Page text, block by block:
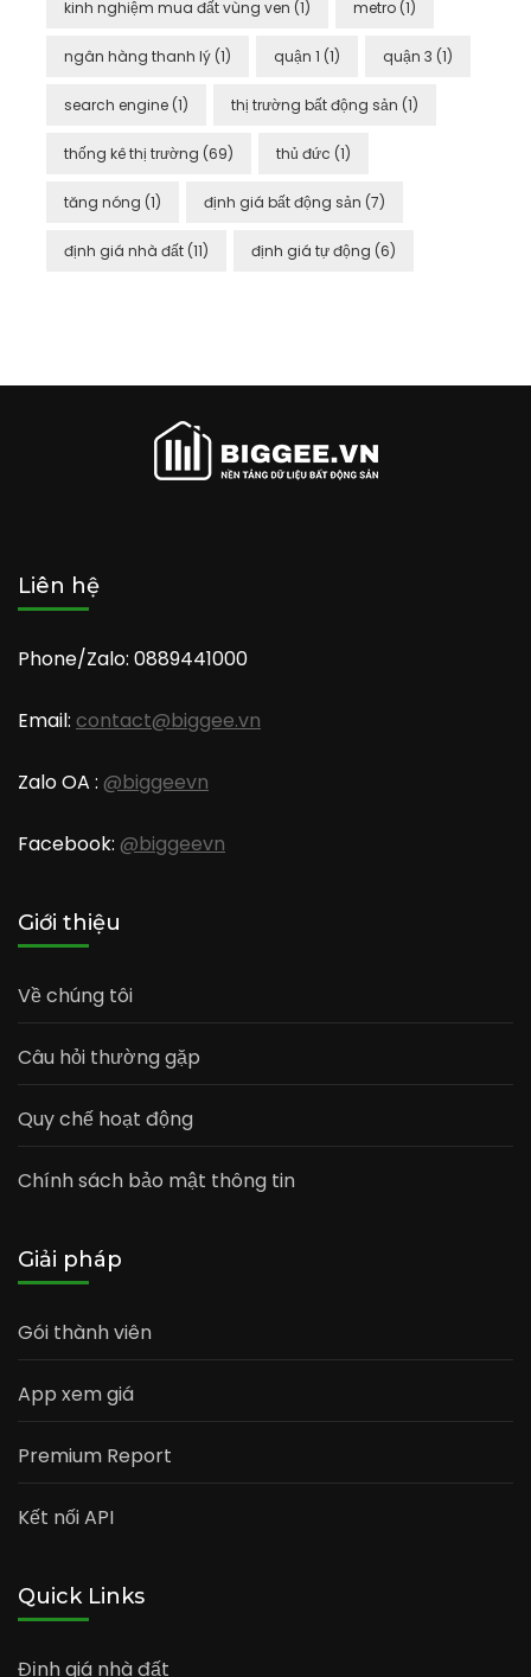
kinh nghiệm mua đất vùng ven (1) metro (1)
ngân hàng thanh lý (1) quận 1 (1) quận 3 (1)
search engine (1) thị trường bất động sản (1)
thống kê thị trường (69) thủ đức (1)
tăng nóng (1) định giá bất động sản (7)
định giá nhà đất (11) định giá tự động (6)
Liên hệ
Phone/Zalo: 0889441000
Email: contact@biggee.vn
Zalo OA : @biggeevn
Facebook: @biggeevn
Giới thiệu
Về chúng tôi
Câu hỏi thường gặp
Quy chế hoạt động
Chính sách bảo mật thông tin
Giải pháp
Gói thành viên
App xem giá
Premium Report
Kết nối API
Quick Links
Định giá nhà đất